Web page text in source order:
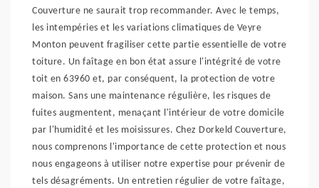
Couverture ne saurait trop recommander. Avec le temps,
les intempéries et les variations climatiques de Veyre
Monton peuvent fragiliser cette partie essentielle de votre
toiture. Un faîtage en bon état assure l'intégrité de votre
toit en 63960 et, par conséquent, la protection de votre
maison. Sans une maintenance régulière, les risques de
fuites augmentent, menaçant l'intérieur de votre domicile
par l'humidité et les moisissures. Chez Dorkeld Couverture,
nous comprenons l'importance de cette protection et nous
nous engageons à utiliser notre expertise pour prévenir de
tels désagréments. Un entretien régulier de votre faîtage,